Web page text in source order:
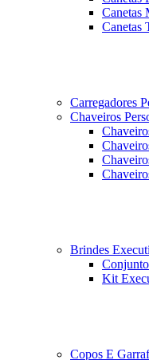
Canetas
Canetas
Carregadores
Chaveiros
Brindes
Kit
Copos E